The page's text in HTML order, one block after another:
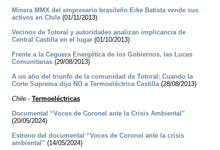
Minera MMX del empresario brasileño Eike Batista vende sus
activos en Chile (01/11/2013)
Vecinos de Totoral y autoridades analizan implicancia de
Central Castilla en el lugar (01/10/2013)
Frente a la Ceguera Energética de los Gobiernos, las Luces
Comunitarias (29/08/2013)
A un año del triunfo de la comunidad de Totoral: Cuando la
Corte Suprema dijo NO a Termoeléctrica Castilla(28/08/2013)
Chile - Termoeléctricas
Documental “Voces de Coronel ante la Crisis Ambiental”
(20/05/2024)
Estreno del documental “Voces de Coronel ante la crisis
ambiental” (14/05/2024)